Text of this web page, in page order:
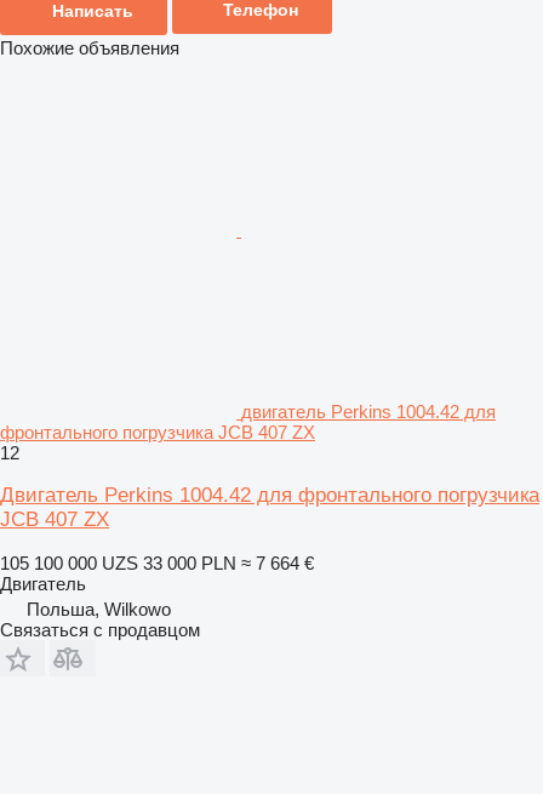
Написать Телефон
Похожие объявления
двигатель Perkins 1004.42 для
фронтального погрузчика JCB 407 ZX
12
Двигатель Perkins 1004.42 для фронтального погрузчика
JCB 407 ZX
105 100 000 UZS 33 000 PLN ≈ 7 664 €
Двигатель
Польша, Wilkowo
Связаться с продавцом